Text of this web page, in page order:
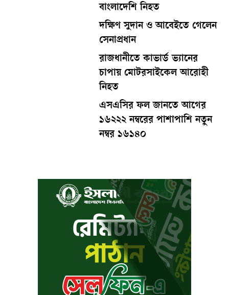
বাংলাদেশি নিহত
দক্ষিণ সুদান ও আবেইতে গেলেন
সেনাপ্রধান
রাজধানীতে কাভার্ড ভ্যানের
চাপায় মোটরসাইকেল আরোহী
নিহত
এসএসির ফল জানতে আগের
১৬২২২ নম্বরের পাশাপাশি নতুন
নম্বর ১৬১৪০